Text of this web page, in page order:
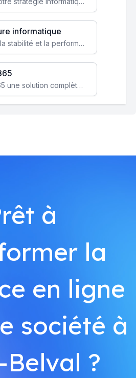
informatique
Garantissez la stabilité et la performance de votre entreprise avec une infrastructure IT sécurisée et évolutive.
Microsoft 365 une solution complète qui booste votre productivité, renforce la sécurité de vos données et facilite la collaboration.
à
la
en ligne
société à
Belval ?